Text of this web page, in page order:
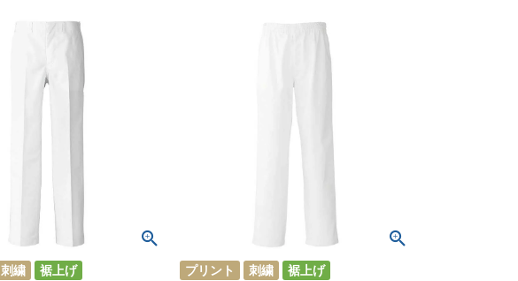
刺繍 裾上げ プリント 刺繍 裾上げ